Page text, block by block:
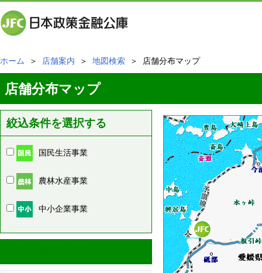
ホーム ＞ 店舗案内 ＞ 地図検索 ＞ 店舗分布マップ
店舗分布マップ
絞込条件を選択する
国民生活事業
農林水産事業
中小企業事業